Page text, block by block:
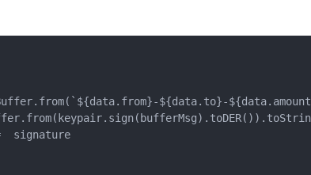
${data.to}-
signature